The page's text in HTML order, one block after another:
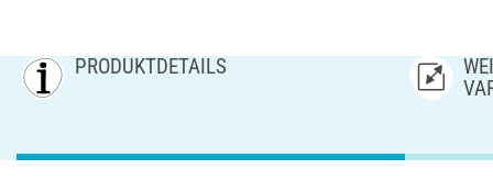
PRODUKTDETAILS